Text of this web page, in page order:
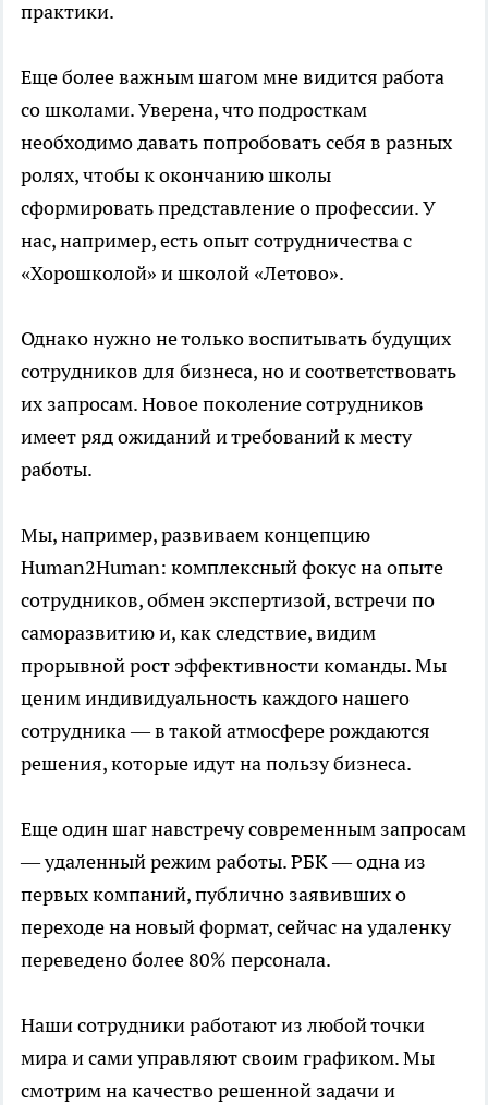
практики.
Еще более важным шагом мне видится работа
со школами. Уверена, что подросткам
необходимо давать попробовать себя в разных
ролях, чтобы к окончанию школы
сформировать представление о профессии. У
нас, например, есть опыт сотрудничества с
«Хорошколой» и школой «Летово».
Однако нужно не только воспитывать будущих
сотрудников для бизнеса, но и соответствовать
их запросам. Новое поколение сотрудников
имеет ряд ожиданий и требований к месту
работы.
Мы, например, развиваем концепцию
Human2Human: комплексный фокус на опыте
сотрудников, обмен экспертизой, встречи по
саморазвитию и, как следствие, видим
прорывной рост эффективности команды. Мы
ценим индивидуальность каждого нашего
сотрудника — в такой атмосфере рождаются
решения, которые идут на пользу бизнеса.
Еще один шаг навстречу современным запросам
— удаленный режим работы. РБК — одна из
первых компаний, публично заявивших о
переходе на новый формат, сейчас на удаленку
переведено более 80% персонала.
Наши сотрудники работают из любой точки
мира и сами управляют своим графиком. Мы
смотрим на качество решенной задачи и